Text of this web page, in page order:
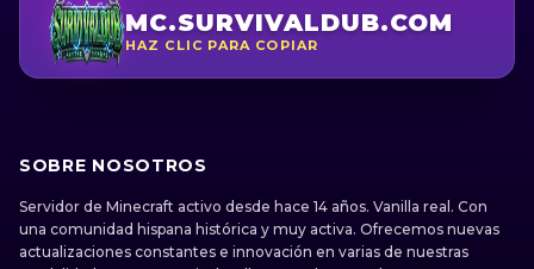
MC.SURVIVALDUB.COM
HAZ CLIC PARA COPIAR
SOBRE NOSOTROS
Servidor de Minecraft activo desde hace 14 años. Vanilla real. Con
una comunidad hispana histórica y muy activa. Ofrecemos nuevas
actualizaciones constantes e innovación en varias de nuestras